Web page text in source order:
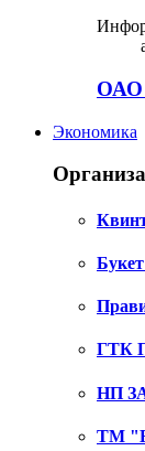
ОАО
Экономика
ГТК
НП
ТМ